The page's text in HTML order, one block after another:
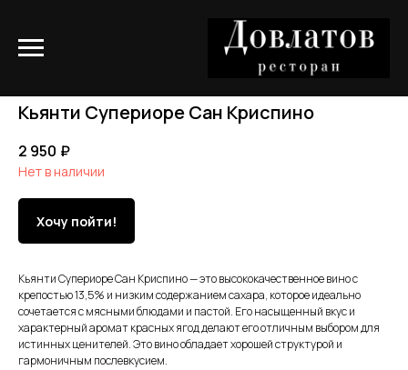
Кьянти Супериоре Сан Криспино
2 950 ₽
Нет в наличии
Хочу пойти!
Кьянти Супериоре Сан Криспино — это высококачественное вино с
крепостью 13,5% и низким содержанием сахара, которое идеально
сочетается с мясными блюдами и пастой. Его насыщенный вкус и
характерный аромат красных ягод делают его отличным выбором для
истинных ценителей. Это вино обладает хорошей структурой и
гармоничным послевкусием.